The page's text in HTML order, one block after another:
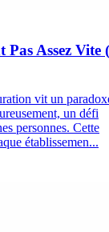
Pas Assez Vite
vit un
un défi
personnes. Cette
établissemen...